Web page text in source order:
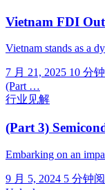
Vietnam FDI
Vietnam stands as a
7 月 21, 2025 10 分
(Part …
行业见解
(Part 3)
Embarking on an
9 月 5, 2024 5 分钟